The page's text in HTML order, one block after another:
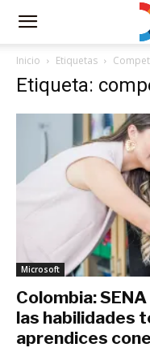
Inicio Etiquetas
Etiqueta:
Microsoft
Colombia:
las habilidades
aprendices